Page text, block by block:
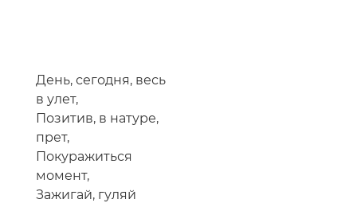
День, сегодня, весь
в улет,
Позитив, в натуре,
прет,
Покуражиться
момент,
Зажигай, гуляй